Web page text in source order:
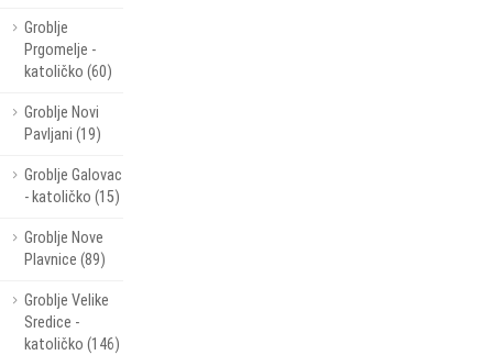
Groblje
Prgomelje -
katoličko (60)
Groblje Novi
Pavljani (19)
Groblje Galovac
- katoličko (15)
Groblje Nove
Plavnice (89)
Groblje Velike
Sredice -
katoličko (146)